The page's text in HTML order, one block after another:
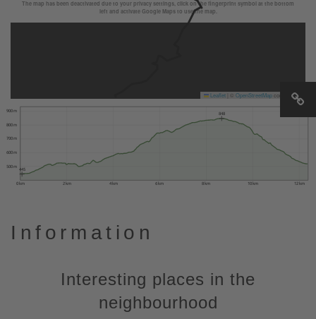
The map has been deactivated due to your privacy settings, click on the fingerprint symbol at the bottom
left and activate Google Maps to use the map.
Leaflet OpenStreetMapcontributors
0 km 2 km 4 km 6 km 8 km 10 km 12 km
500 m
600 m
700 m
800 m
900 m
445
848
Information
Interesting places in the
neighbourhood